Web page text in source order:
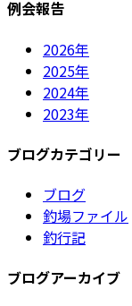
例会報告
2026年
2025年
2024年
2023年
ブログカテゴリー
ブログ
釣場ファイル
釣行記
ブログアーカイブ